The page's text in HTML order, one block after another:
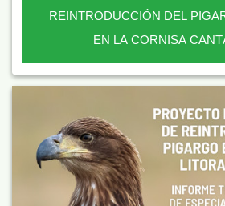
REINTRODUCCIÓN DEL
EN LA CORNISA